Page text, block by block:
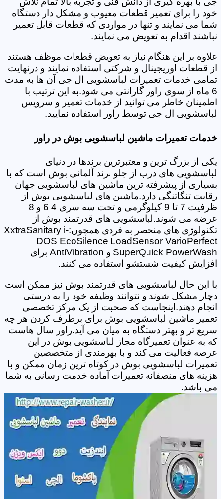
خود را برای تعمیر قطعات معیوب و مشکل دار دستگاه
شما می نمایند و تنها در مواردی که قطعات قابل تعمیر
نباشند اقدام به تعویض می نمایند.
علاوه بر این هنگام نیاز به تعویض قطعات موظف هستند
از قطعات اوریجینال و شرکتی استفاده نمایند و درنهایت
تمامی خدمات تعمیرات لباسشویی ال جی آن ها به مدت
6 ماه از سوی راور گارانتی می شود.به این ترتیب با
اطمینان خاطر می توانید از خدمات تعمیر و سرویس
لباسشویی ال جی توسط راور استفاده نمایید.
خدمات تعمیرات ماشین لباسشویی بوش در راور
یکی از بزرگ ترین و معتبرترین برندها در دنیای
لباسشویی های درب از جلو برند آلمانی بوش است که با
بسیاری از پیشرفته ترین ماشین های لباسشویی جهان
رقابت تنگاتنگی دارد.ماشین های لباسشویی بوش از
ظرفیت 7 تا 9 کیلوگرمی و تحت سه سری 4 6 و 8
عرضه می شوند.لباسشویی های قدرتمند بوش از
تکنولوژی های منحصر به فردی همچون:XxtraSanitary i-
DOS EcoSilence LoadSensor VarioPerfect
SuperQuick PowerWash و AntiVibration برای
افزایش کیفیت شستشو استفاده می کنند.
با این حال لباسشویی های قدرتمند بوش نیز ممکن است
دچار مشکل شوند و نتوانند وظیفه خود را به درستی
انجام دهند.اینجاست که صحبت از یک مرکز تخصصی
تعمیر ماشین لباسشویی بوش برای برطرف کردن هر چه
سریع تر و بهتر دستگاه به میان می آید.راور سال هاست
که به عنوان تعمیرگاه مجاز لباسشویی بوش در این
عرصه فعالیت می کند و با بهرمندی از متخصصین
تعمیرات لباسشویی بوش در کوتاه ترین زمان ممکن و با
هزینه های منصفانه تعمیرات آماده خدمت رسانی به شما
می باشد.